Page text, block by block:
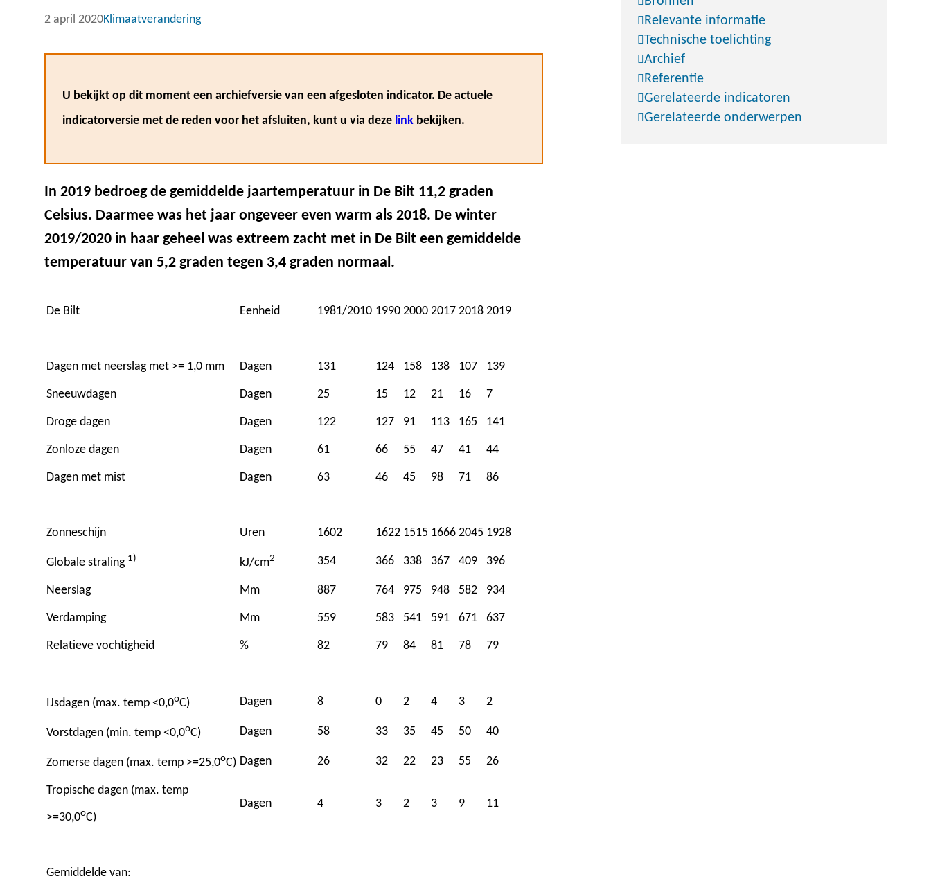
2 april 2020Klimaatverandering
Relevante informatie
Technische toelichting
Archief
Referentie
Gerelateerde indicatoren
Gerelateerde onderwerpen
U bekijkt op dit moment een archiefversie van een afgesloten indicator. De actuele
indicatorversie met de reden voor het afsluiten, kunt u via deze link bekijken.
In 2019 bedroeg de gemiddelde jaartemperatuur in De Bilt 11,2 graden
Celsius. Daarmee was het jaar ongeveer even warm als 2018. De winter
2019/2020 in haar geheel was extreem zacht met in De Bilt een gemiddelde
temperatuur van 5,2 graden tegen 3,4 graden normaal.
De Bilt Eenheid 1981/2010 1990 2000 2017 2018 2019
Dagen met neerslag met >= 1,0 mm Dagen 131 124 158 138 107 139
Sneeuwdagen Dagen 25 15 12 21 16 7
Droge dagen Dagen 122 127 91 113 165 141
Zonloze dagen Dagen 61 66 55 47 41 44
Dagen met mist Dagen 63 46 45 98 71 86
Zonneschijn Uren 1602 1622 1515 1666 2045 1928
Globale straling 1) kJ/cm2 354 366 338 367 409 396
Neerslag Mm 887 764 975 948 582 934
Verdamping Mm 559 583 541 591 671 637
Relatieve vochtigheid % 82 79 84 81 78 79
IJsdagen (max. temp <0,0oC) Dagen 8 0 2 4 3 2
Vorstdagen (min. temp <0,0oC) Dagen 58 33 35 45 50 40
Zomerse dagen (max. temp >=25,0oC) Dagen 26 32 22 23 55 26
Tropische dagen (max. temp
>=30,0oC)
Dagen 4 3 2 3 9 11
Gemiddelde van: